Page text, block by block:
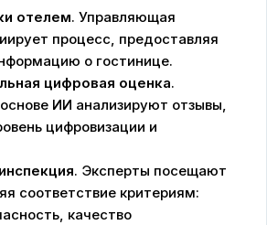
отелем. Управляющая
процесс, предоставляя
о гостинице.
цифровая оценка.
ИИ анализируют отзывы,
цифровизации и
. Эксперты посещают
соответствие критериям:
качество